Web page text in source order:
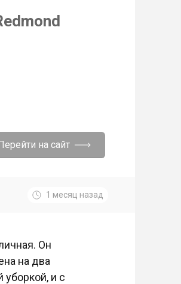
на сайт
1 месяц назад
Он
на два
уборкой, и с